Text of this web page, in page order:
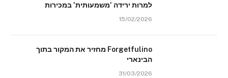
למרות ירידה 'משמעותית' במכירות
15/02/2026
Forgetfulino מחזיר את המקור בתוך
הבינארי
31/03/2026